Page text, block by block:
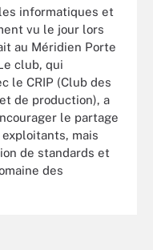
informatiques et
vu le jour lors
au Méridien Porte
club, qui
le CRIP (Club des
de production), a
le partage
mais
de standards et
des